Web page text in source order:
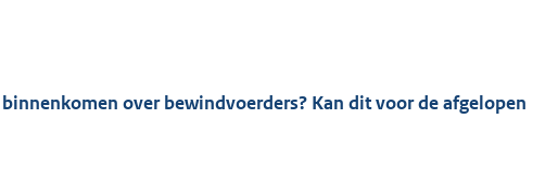
over bewindvoerders? Kan dit voor de afgelopen